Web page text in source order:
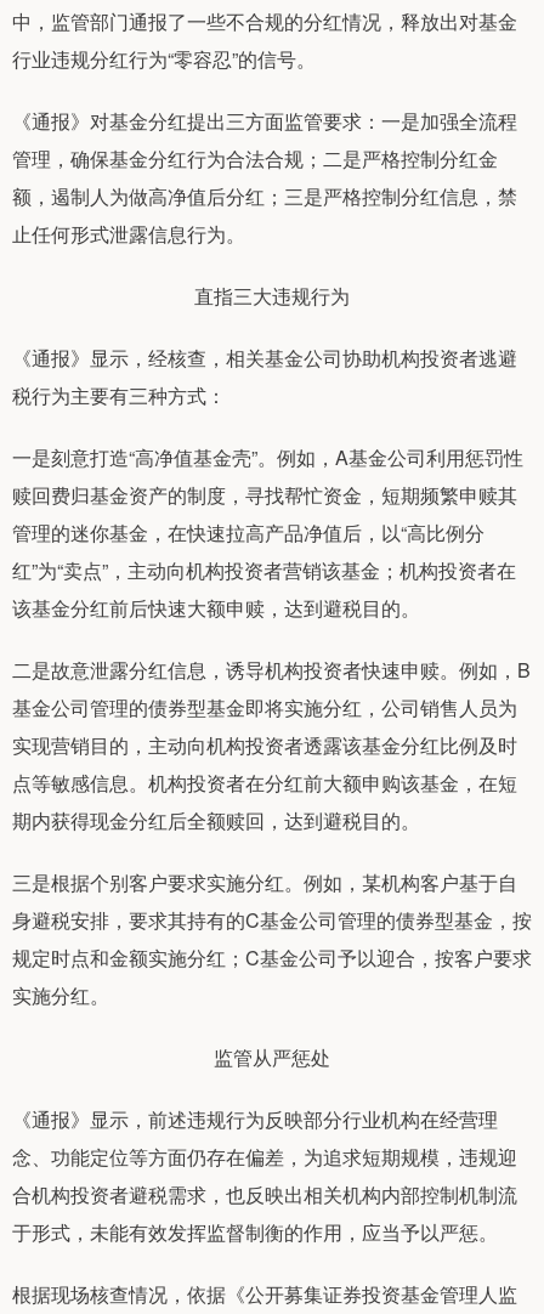
中，监管部门通报了一些不合规的分红情况，释放出对基金
行业违规分红行为“零容忍”的信号。
《通报》对基金分红提出三方面监管要求：一是加强全流程
管理，确保基金分红行为合法合规；二是严格控制分红金
额，遏制人为做高净值后分红；三是严格控制分红信息，禁
止任何形式泄露信息行为。
直指三大违规行为
《通报》显示，经核查，相关基金公司协助机构投资者逃避
税行为主要有三种方式：
一是刻意打造“高净值基金壳”。例如，A基金公司利用惩罚性
赎回费归基金资产的制度，寻找帮忙资金，短期频繁申赎其
管理的迷你基金，在快速拉高产品净值后，以“高比例分
红”为“卖点”，主动向机构投资者营销该基金；机构投资者在
该基金分红前后快速大额申赎，达到避税目的。
二是故意泄露分红信息，诱导机构投资者快速申赎。例如，B
基金公司管理的债券型基金即将实施分红，公司销售人员为
实现营销目的，主动向机构投资者透露该基金分红比例及时
点等敏感信息。机构投资者在分红前大额申购该基金，在短
期内获得现金分红后全额赎回，达到避税目的。
三是根据个别客户要求实施分红。例如，某机构客户基于自
身避税安排，要求其持有的C基金公司管理的债券型基金，按
规定时点和金额实施分红；C基金公司予以迎合，按客户要求
实施分红。
监管从严惩处
《通报》显示，前述违规行为反映部分行业机构在经营理
念、功能定位等方面仍存在偏差，为追求短期规模，违规迎
合机构投资者避税需求，也反映出相关机构内部控制机制流
于形式，未能有效发挥监督制衡的作用，应当予以严惩。
根据现场核查情况，依据《公开募集证券投资基金管理人监